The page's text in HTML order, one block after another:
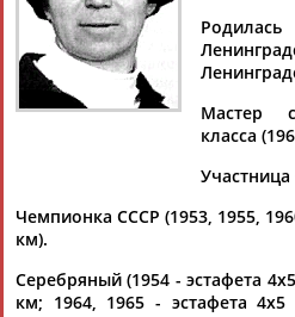
Анна
КААЛЕСТЕ
Ваш запрос: "Анна
По условиям запроса
Мастер
класса
Чемпионка СССР (1953, 1955,
км).
Серебряный (1954 - эстафета
км; 1964, 1965 - эстафета